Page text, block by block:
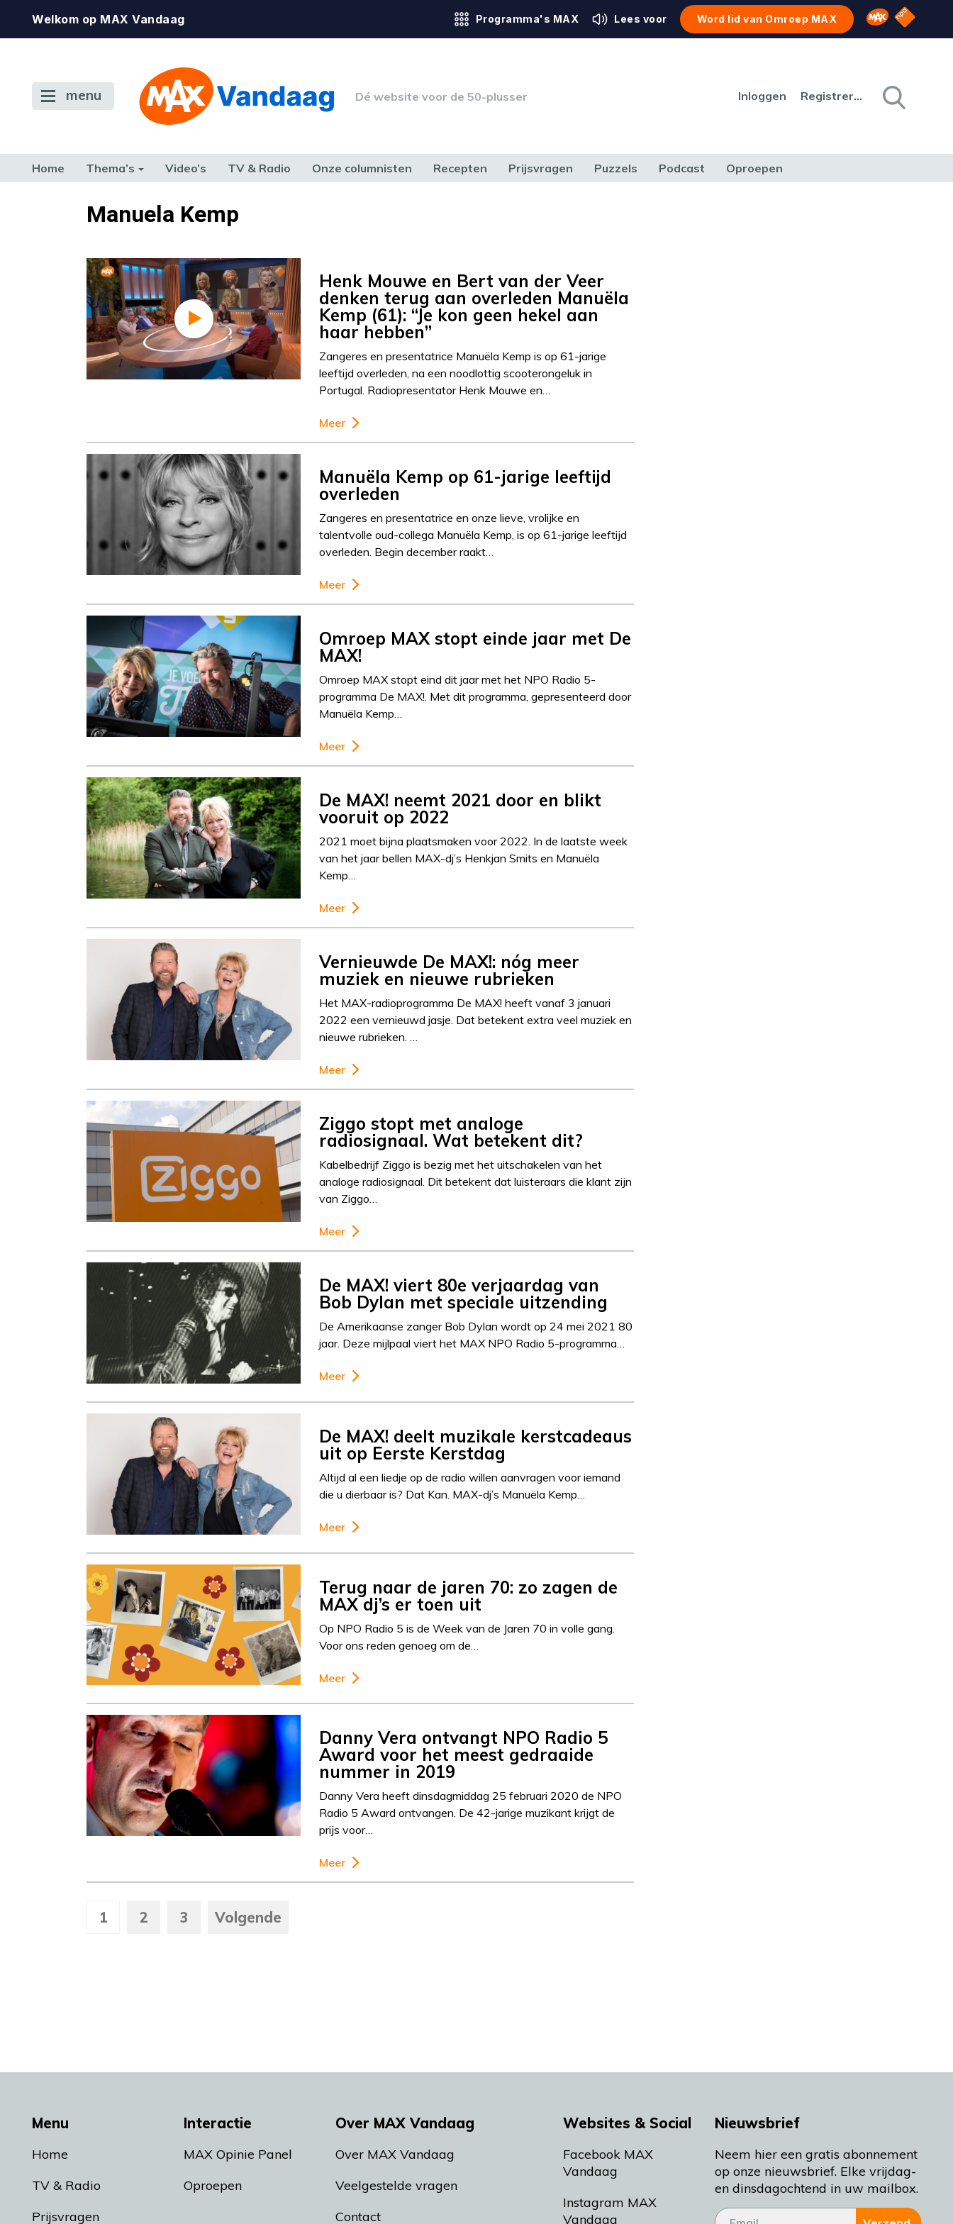
Welkom op MAX Vandaag Programma's MAX Lees voor Word lid van Omroep MAX Omroep MAX
NPO
menu Dé website voor de 50-plusser Inloggen Registreren
Home Thema’s Video’s TV & Radio Onze columnisten Recepten Prijsvragen Puzzels Podcast Oproepen
TERUG NAAR TOENManuela Kemp
Henk Mouwe en Bert van der Veer
denken terug aan overleden Manuëla
Kemp (61): “Je kon geen hekel aan
haar hebben”
Zangeres en presentatrice Manuëla Kemp is op 61-jarige
leeftijd overleden, na een noodlottig scooterongeluk in
Portugal. Radiopresentator Henk Mouwe en…
Meer
Manuëla Kemp op 61-jarige leeftijd
overleden
Zangeres en presentatrice en onze lieve, vrolijke en
talentvolle oud-collega Manuëla Kemp, is op 61-jarige leeftijd
overleden. Begin december raakt…
Meer
Omroep MAX stopt einde jaar met De
MAX!
Omroep MAX stopt eind dit jaar met het NPO Radio 5-
programma De MAX!. Met dit programma, gepresenteerd door
Manuëla Kemp…
Meer
De MAX! neemt 2021 door en blikt
vooruit op 2022
2021 moet bijna plaatsmaken voor 2022. In de laatste week
van het jaar bellen MAX-dj’s Henkjan Smits en Manuëla
Kemp…
Meer
Vernieuwde De MAX!: nóg meer
muziek en nieuwe rubrieken
Het MAX-radioprogramma De MAX! heeft vanaf 3 januari
2022 een vernieuwd jasje. Dat betekent extra veel muziek en
nieuwe rubrieken. …
Meer
Ziggo stopt met analoge
radiosignaal. Wat betekent dit?
Kabelbedrijf Ziggo is bezig met het uitschakelen van het
analoge radiosignaal. Dit betekent dat luisteraars die klant zijn
van Ziggo…
Meer
De MAX! viert 80e verjaardag van
Bob Dylan met speciale uitzending
De Amerikaanse zanger Bob Dylan wordt op 24 mei 2021 80
jaar. Deze mijlpaal viert het MAX NPO Radio 5-programma…
Meer
De MAX! deelt muzikale kerstcadeaus
uit op Eerste Kerstdag
Altijd al een liedje op de radio willen aanvragen voor iemand
die u dierbaar is? Dat Kan. MAX-dj’s Manuëla Kemp…
Meer
Terug naar de jaren 70: zo zagen de
MAX dj’s er toen uit
Op NPO Radio 5 is de Week van de Jaren 70 in volle gang.
Voor ons reden genoeg om de…
Meer
Danny Vera ontvangt NPO Radio 5
Award voor het meest gedraaide
nummer in 2019
Danny Vera heeft dinsdagmiddag 25 februari 2020 de NPO
Radio 5 Award ontvangen. De 42-jarige muzikant krijgt de
prijs voor…
Meer
1 2 3 Volgende
Menu
Home
TV & Radio
Prijsvragen
Interactie
MAX Opinie Panel
Oproepen
Over MAX Vandaag
Over MAX Vandaag
Veelgestelde vragen
Contact
Websites & Social
Facebook MAX
Vandaag
Instagram MAX
Vandaag
Nieuwsbrief
Neem hier een gratis abonnement
op onze nieuwsbrief. Elke vrijdag-
en dinsdagochtend in uw mailbox.